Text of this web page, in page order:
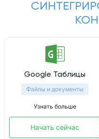
Google Таблицы
Файлы и документы
Узнать больше
Начать сейчас